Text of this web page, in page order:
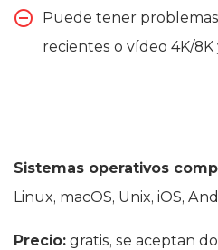
Puede tener
recientes o vídeo 4K/
Sistemas operativos
Linux, macOS, Unix, iOS,
Precio: gratis, se aceptan